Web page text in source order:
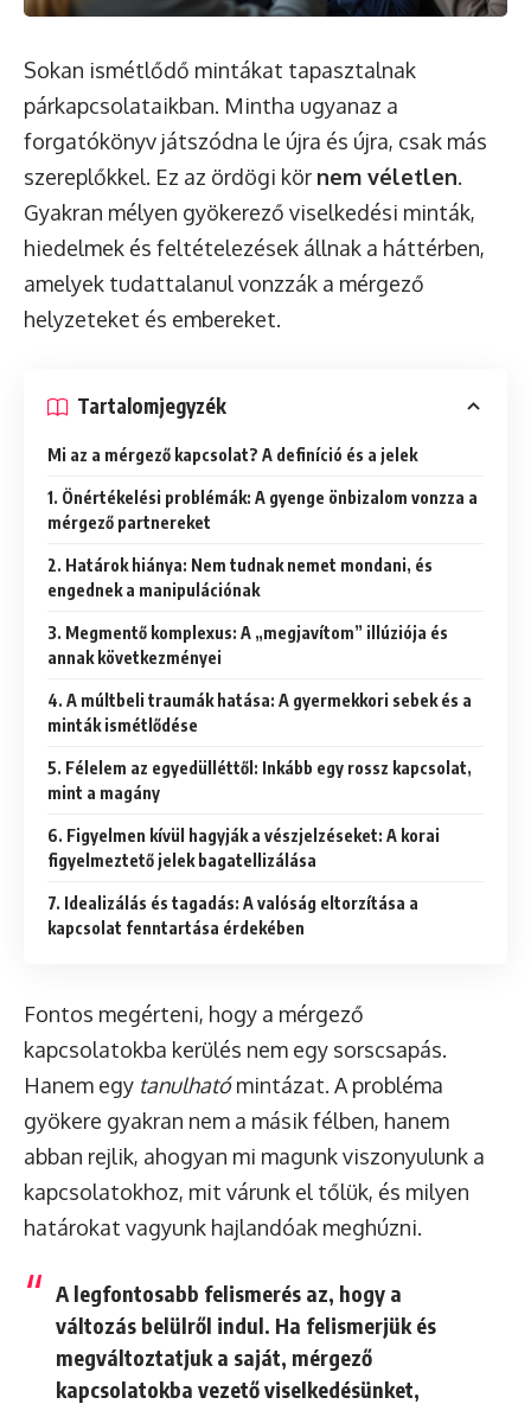
Sokan ismétlődő mintákat tapasztalnak
párkapcsolataikban. Mintha ugyanaz a
forgatókönyv játszódna le újra és újra, csak más
szereplőkkel. Ez az ördögi kör nem véletlen.
Gyakran mélyen gyökerező viselkedési minták,
hiedelmek és feltételezések állnak a háttérben,
amelyek tudattalanul vonzzák a mérgező
helyzeteket és embereket.
Tartalomjegyzék
Mi az a mérgező kapcsolat? A definíció és a jelek
1. Önértékelési problémák: A gyenge önbizalom vonzza a
mérgező partnereket
2. Határok hiánya: Nem tudnak nemet mondani, és
engednek a manipulációnak
3. Megmentő komplexus: A „megjavítom” illúziója és
annak következményei
4. A múltbeli traumák hatása: A gyermekkori sebek és a
minták ismétlődése
5. Félelem az egyedülléttől: Inkább egy rossz kapcsolat,
mint a magány
6. Figyelmen kívül hagyják a vészjelzéseket: A korai
figyelmeztető jelek bagatellizálása
7. Idealizálás és tagadás: A valóság eltorzítása a
kapcsolat fenntartása érdekében
Fontos megérteni, hogy a mérgező
kapcsolatokba kerülés nem egy sorscsapás.
Hanem egy tanulhatómintázat. A probléma
gyökere gyakran nem a másik félben, hanem
abban rejlik, ahogyan mi magunk viszonyulunk a
kapcsolatokhoz, mit várunk el tőlük, és milyen
határokat vagyunk hajlandóak meghúzni.
A legfontosabb felismerés az, hogy a
változás belülről indul. Ha felismerjük és
megváltoztatjuk a saját, mérgező
kapcsolatokba vezető viselkedésünket,